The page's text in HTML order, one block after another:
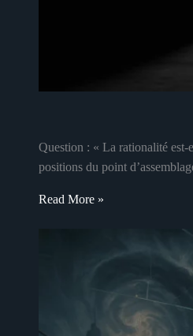
Question : « La rationalité est-
positions du point
Read More »